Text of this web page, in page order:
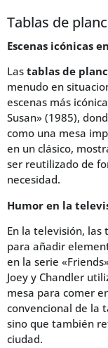
Tablas de
Escenas icónicas
Las tablas de
menudo en
escenas más
Susan» (1985),
como una mesa
en un clásico,
ser reutilizado de
necesidad.
Humor en la
En la televisión, las
para añadir
en la serie
Joey y Chandler
mesa para comer
convencional de la
sino que también
ciudad.